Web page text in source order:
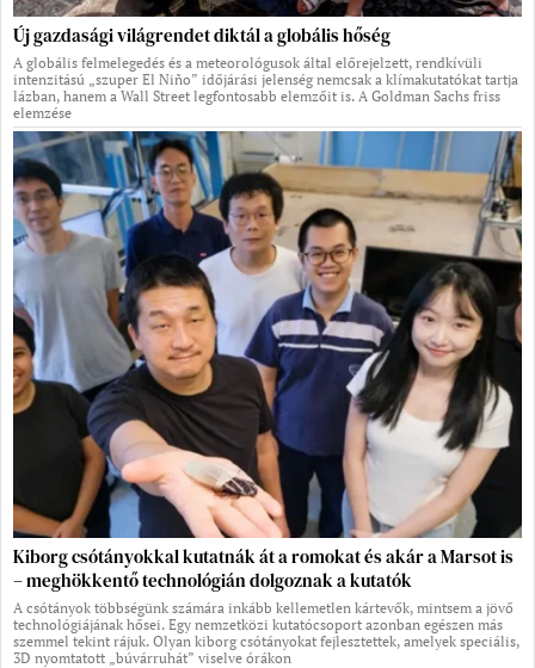
Új gazdasági világrendet diktál a globális hőség
A globális felmelegedés és a meteorológusok által előrejelzett, rendkívüli
intenzitású „szuper El Niño” időjárási jelenség nemcsak a klímakutatókat tartja
lázban, hanem a Wall Street legfontosabb elemzőit is. A Goldman Sachs friss
elemzése
Kiborg csótányokkal kutatnák át a romokat és akár a Marsot is
– meghökkentő technológián dolgoznak a kutatók
A csótányok többségünk számára inkább kellemetlen kártevők, mintsem a jövő
technológiájának hősei. Egy nemzetközi kutatócsoport azonban egészen más
szemmel tekint rájuk. Olyan kiborg csótányokat fejlesztettek, amelyek speciális,
3D nyomtatott „búvárruhát” viselve órákon